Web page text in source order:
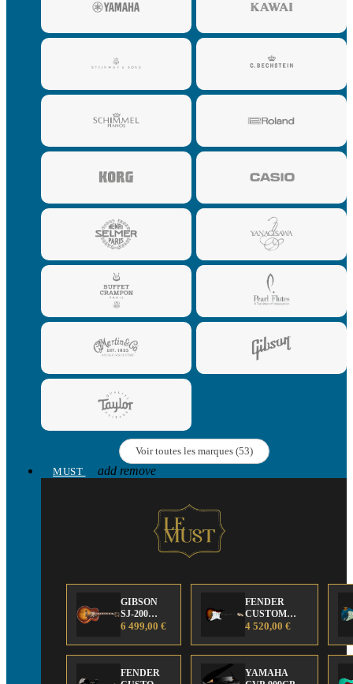
Voir toutes les marques (53)
MUST
add remove
GIBSON
SJ-200
Anniversary
Edition
6 499,00 €
FENDER
CUSTOM
SHOP Strat 63'
4 520,00 €
FENDER
YAMAHA